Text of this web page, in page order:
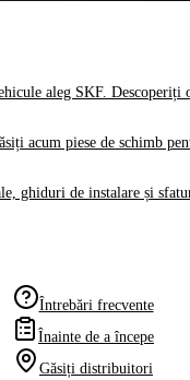
aleg SKF. Descoperiți
acum piese de schimb
ghiduri de instalare și
Întrebări frecvente
Înainte de a începe
Găsiți distribuitori